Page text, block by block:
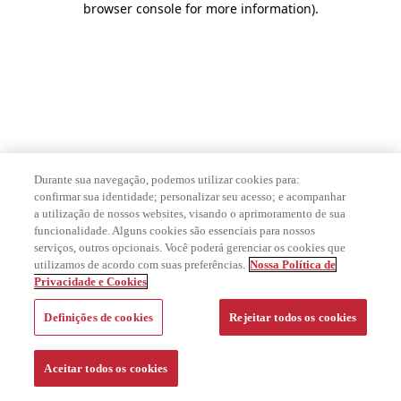
browser console for more information).
Durante sua navegação, podemos utilizar cookies para:
confirmar sua identidade; personalizar seu acesso; e acompanhar
a utilização de nossos websites, visando o aprimoramento de sua
funcionalidade. Alguns cookies são essenciais para nossos
serviços, outros opcionais. Você poderá gerenciar os cookies que
utilizamos de acordo com suas preferências. Nossa Política de
Privacidade e Cookies
Definições de cookies Rejeitar todos os cookies
Aceitar todos os cookies